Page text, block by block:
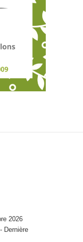
2026
Dernière